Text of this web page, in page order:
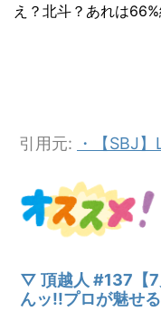
え？北斗？あれは
引用元: ・【SBJ
▽ 頂越人 #137【7
んッ!!プロが魅せ